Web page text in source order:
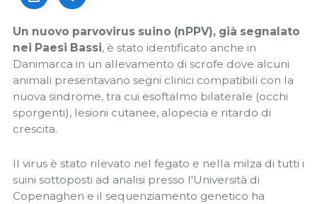
Un nuovo parvovirus suino (nPPV), già segnalato
nei Paesi Bassi, è stato identificato anche in
Danimarca in un allevamento di scrofe dove alcuni
animali presentavano segni clinici compatibili con la
nuova sindrome, tra cui esoftalmo bilaterale (occhi
sporgenti), lesioni cutanee, alopecia e ritardo di
crescita.
Il virus è stato rilevato nel fegato e nella milza di tutti i
suini sottoposti ad analisi presso l'Università di
Copenaghen e il sequenziamento genetico ha